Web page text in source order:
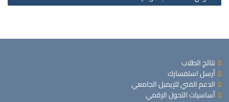
نتائج الطلاب
أرسل استفسارك
الدعم الفني للإيميل الجامعي
أساسيات التحول الرقمي